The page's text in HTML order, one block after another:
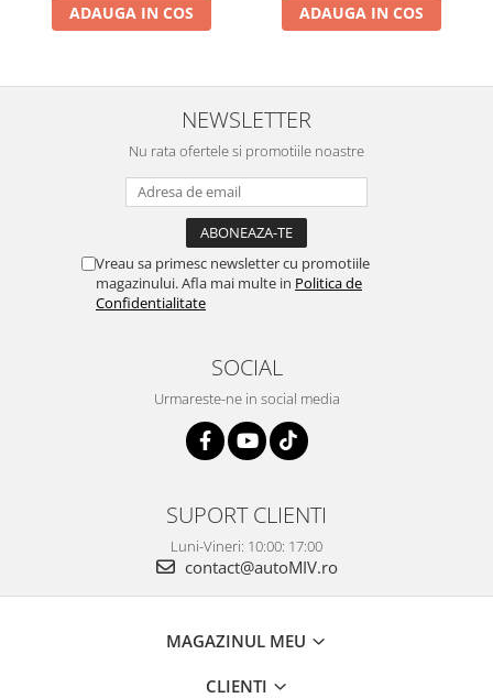
ADAUGA IN COS ADAUGA IN COS
NEWSLETTER
Nu rata ofertele si promotiile noastre
Vreau sa primesc newsletter cu promotiile
magazinului. Afla mai multe in Politica de
Confidentialitate
SOCIAL
Urmareste-ne in social media
SUPORT CLIENTI
Luni-Vineri: 10:00: 17:00
contact@autoMIV.ro
MAGAZINUL MEU
CLIENTI